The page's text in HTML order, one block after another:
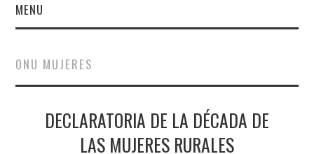
MENU
HACER BOSQUE (SALA DE
PRENSA Y
COLABORACIONES)
ONU MUJERES
DECLARATORIA DE LA DÉCADA DE
LAS MUJERES RURALES